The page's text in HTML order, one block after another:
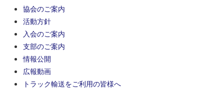
協会のご案内
活動方針
入会のご案内
支部のご案内
情報公開
広報動画
トラック輸送をご利用の皆様へ